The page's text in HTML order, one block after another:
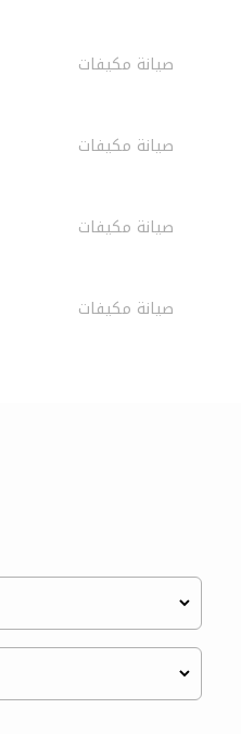
صيانة مكيفات
صيانة مكيفات
صيانة مكيفات
صيانة مكيفات